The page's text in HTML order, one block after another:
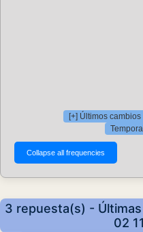
[+] Últimos cambios
3 repuesta(s) -
02